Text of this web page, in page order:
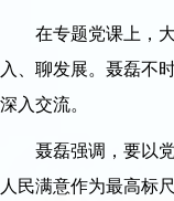
在专题党课上，大
入、聊发展。聂磊不
深入交流。
聂磊强调，要以党
人民满意作为最高标